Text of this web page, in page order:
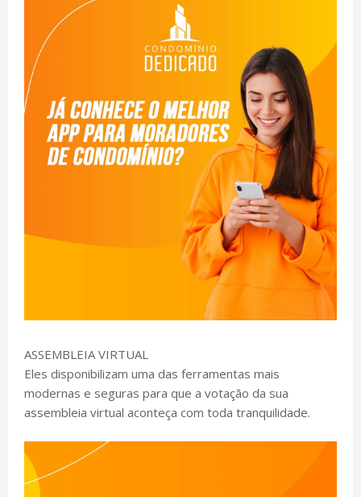
ASSEMBLEIA VIRTUAL
Eles disponibilizam uma das ferramentas mais
modernas e seguras para que a votação da sua
assembleia virtual aconteça com toda tranquilidade.